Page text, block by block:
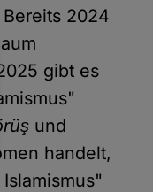
2024
gibt es
und
handelt,